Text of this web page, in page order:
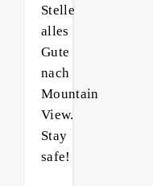
Stelle
alles
Gute
nach
Mountain
View.
Stay
safe!